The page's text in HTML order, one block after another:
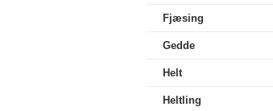
Fjæsing
Gedde
Helt
Heltling